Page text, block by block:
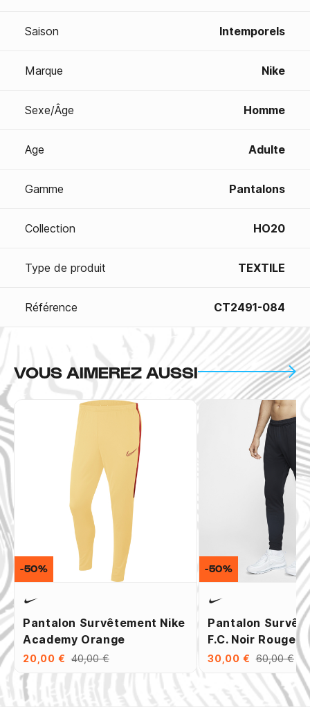
Saison Intemporels
Marque Nike
Sexe/Âge Homme
Age Adulte
Gamme Pantalons
Collection HO20
Type de produit TEXTILE
Référence CT2491-084
VOUS AIMEREZ AUSSI
Pantalon Survêtement Nike
Academy Orange
20,00 € 40,00 €
-50%
Pantalon
F.C. Noir Rouge
30,00 € 60,00 €
-50%